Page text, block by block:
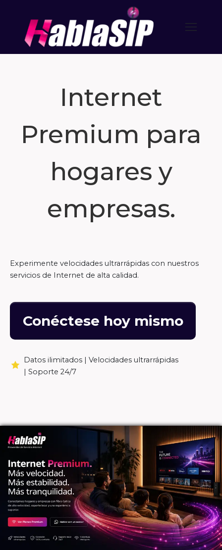
Internet
Premium para
hogares y
empresas.
Experimente velocidades ultrarrápidas con nuestros
servicios de Internet de alta calidad.
Conéctese hoy mismo
Datos ilimitados | Velocidades ultrarrápidas
| Soporte 24/7